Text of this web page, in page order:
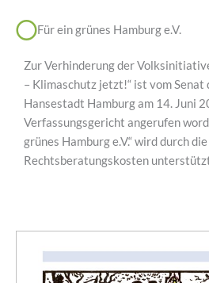
Für ein grünes Hamburg e.V.
Zur Verhinderung der
– Klimaschutz jetzt!“ ist vom Senat
Hansestadt Hamburg am 14. Juni
Verfassungsgericht angerufen
grünes Hamburg e.V.“ wird durch
Rechtsberatungskosten